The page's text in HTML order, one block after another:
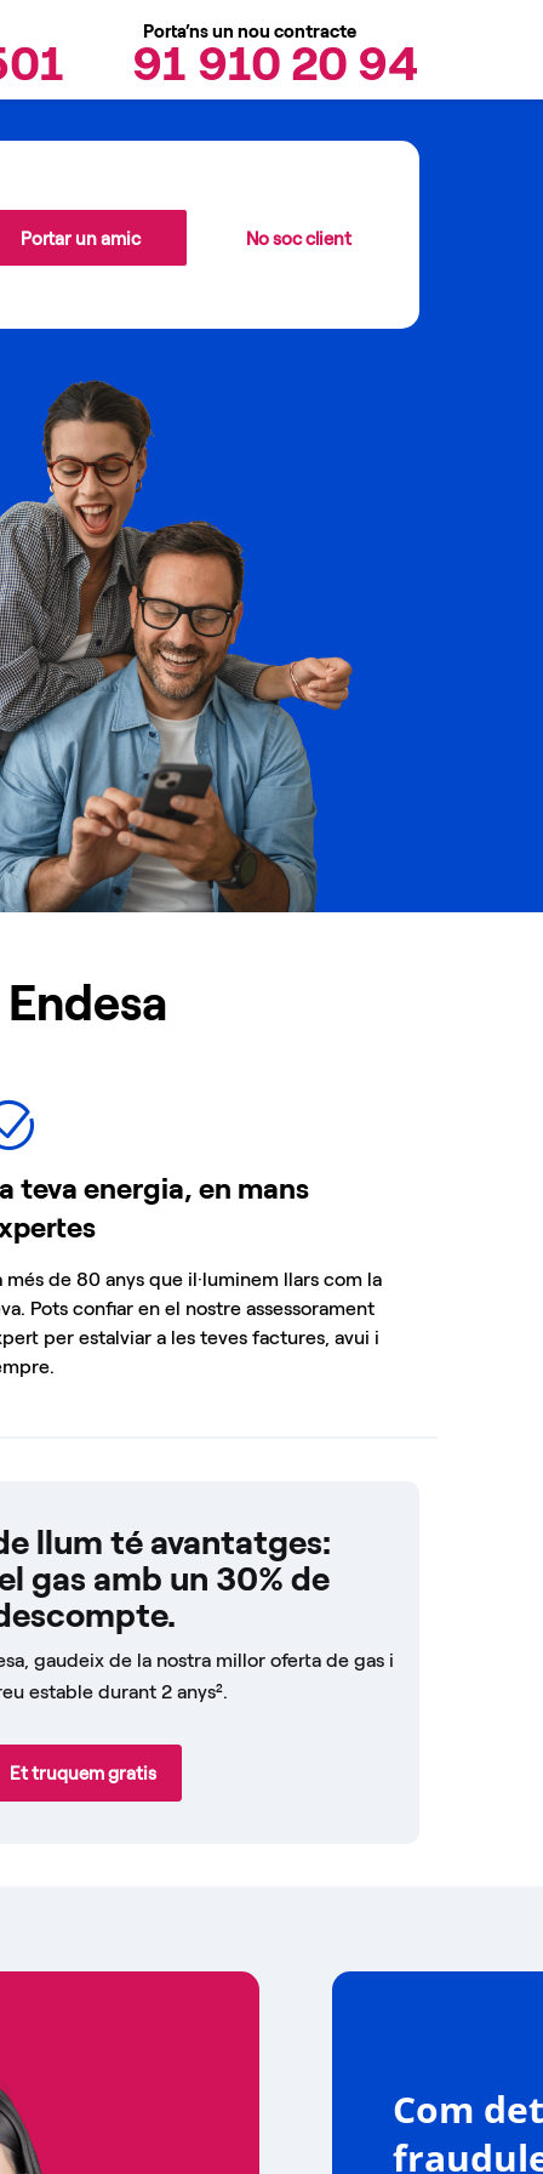
Porta’ns un nou contracte
91 910 20 94
Portar un amic No soc client
teva energia, en mans
més de 80 anys que il·luminem llars com la
Pots confiar en el nostre assessorament
per estalviar a les teves factures, avui i
llum té avantatges:
gas amb un 30% de
gaudeix de la nostra millor oferta de gas i
estable durant 2 anys².
Et truquem gratis
Com